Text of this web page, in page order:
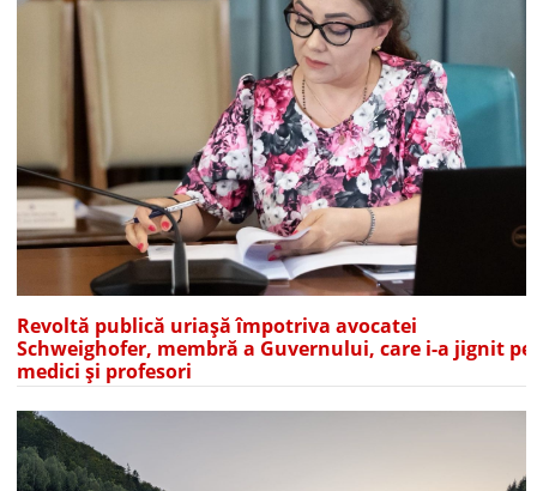
Revoltă publică uriașă împotriva avocatei
Schweighofer, membră a Guvernului, care i-a jignit pe
medici și profesori